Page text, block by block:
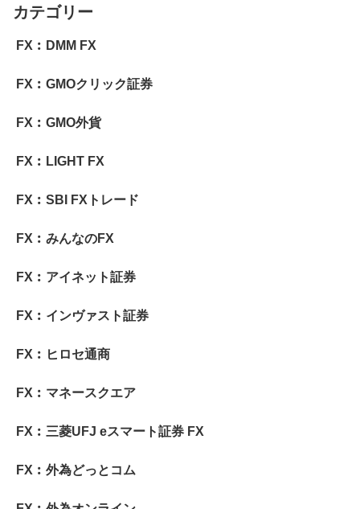
カテゴリー
FX︰DMM FX
FX︰GMOクリック証券
FX︰GMO外貨
FX︰LIGHT FX
FX︰SBI FXトレード
FX︰みんなのFX
FX︰アイネット証券
FX︰インヴァスト証券
FX︰ヒロセ通商
FX︰マネースクエア
FX︰三菱UFJ eスマート証券 FX
FX︰外為どっとコム